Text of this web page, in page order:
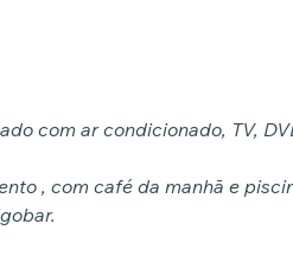
com ar condicionado, TV,
, com café da manhã e